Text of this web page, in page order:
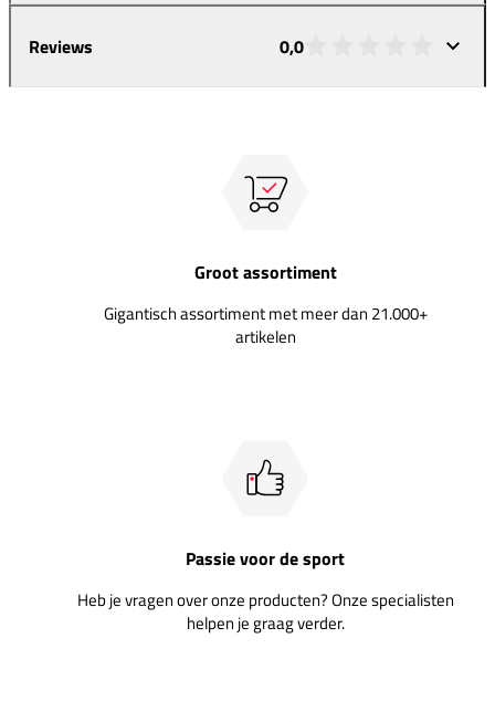
Reviews 0,0
Groot assortiment
Gigantisch assortiment met meer dan 21.000+
artikelen
Passie voor de sport
Heb je vragen over onze producten? Onze specialisten
helpen je graag verder.